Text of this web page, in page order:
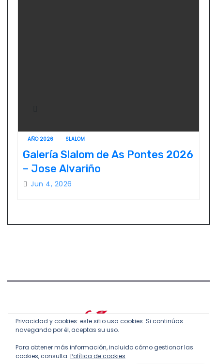
AÑO 2026 SLALOM
Galería Slalom de As Pontes 2026
– Jose Alvariño
Jun 4, 2026
Privacidad y cookies: este sitio usa cookies. Si continúas
navegando por él, aceptas su uso.
Para obtener más información, incluido cómo gestionar las
cookies, consulta: Política de cookies